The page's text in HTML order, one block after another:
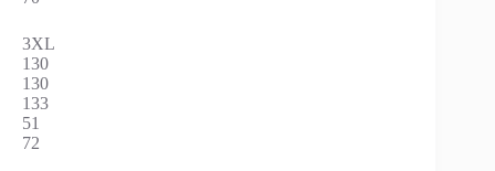
3XL
130
130
133
51
72